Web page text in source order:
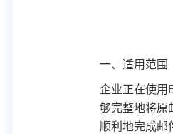
一、适用范围
企业正在使用
够完整地将原
顺利地完成邮